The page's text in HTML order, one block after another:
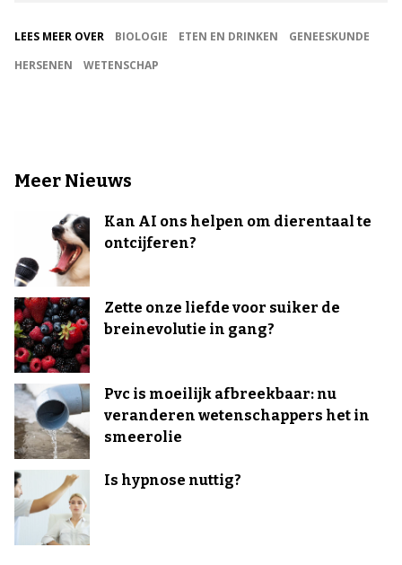
LEES MEER OVER BIOLOGIE ETEN EN DRINKEN
GENEESKUNDE
HERSENEN
WETENSCHAP
Meer Nieuws
Kan AI ons helpen om dierentaal te
ontcijferen?
Zette onze liefde voor suiker de
breinevolutie in gang?
Pvc is moeilijk afbreekbaar: nu
veranderen wetenschappers het in
smeerolie
Is hypnose nuttig?